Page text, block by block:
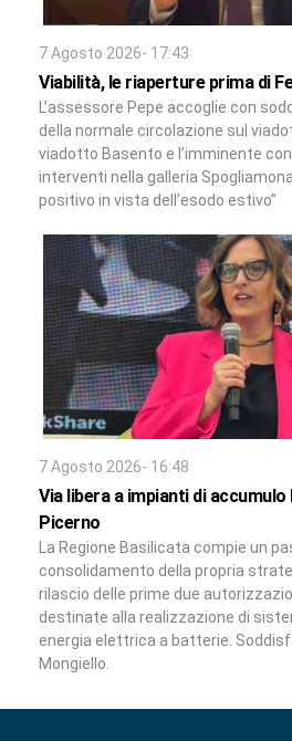
7 Agosto 2026- 17:43
Viabilità, le riaperture prima di
L’assessore Pepe accoglie con
della normale circolazione sul
viadotto Basento e l’imminente
interventi nella galleria
positivo in vista dell’esodo estivo”
7 Agosto 2026- 16:48
Via libera a impianti di accumulo
Picerno
La Regione Basilicata compie un
consolidamento della propria
rilascio delle prime due
destinate alla realizzazione di
energia elettrica a batterie.
Mongiello.